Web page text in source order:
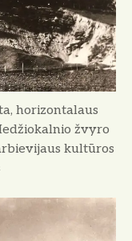
horizontalaus
žvyro
kultūros